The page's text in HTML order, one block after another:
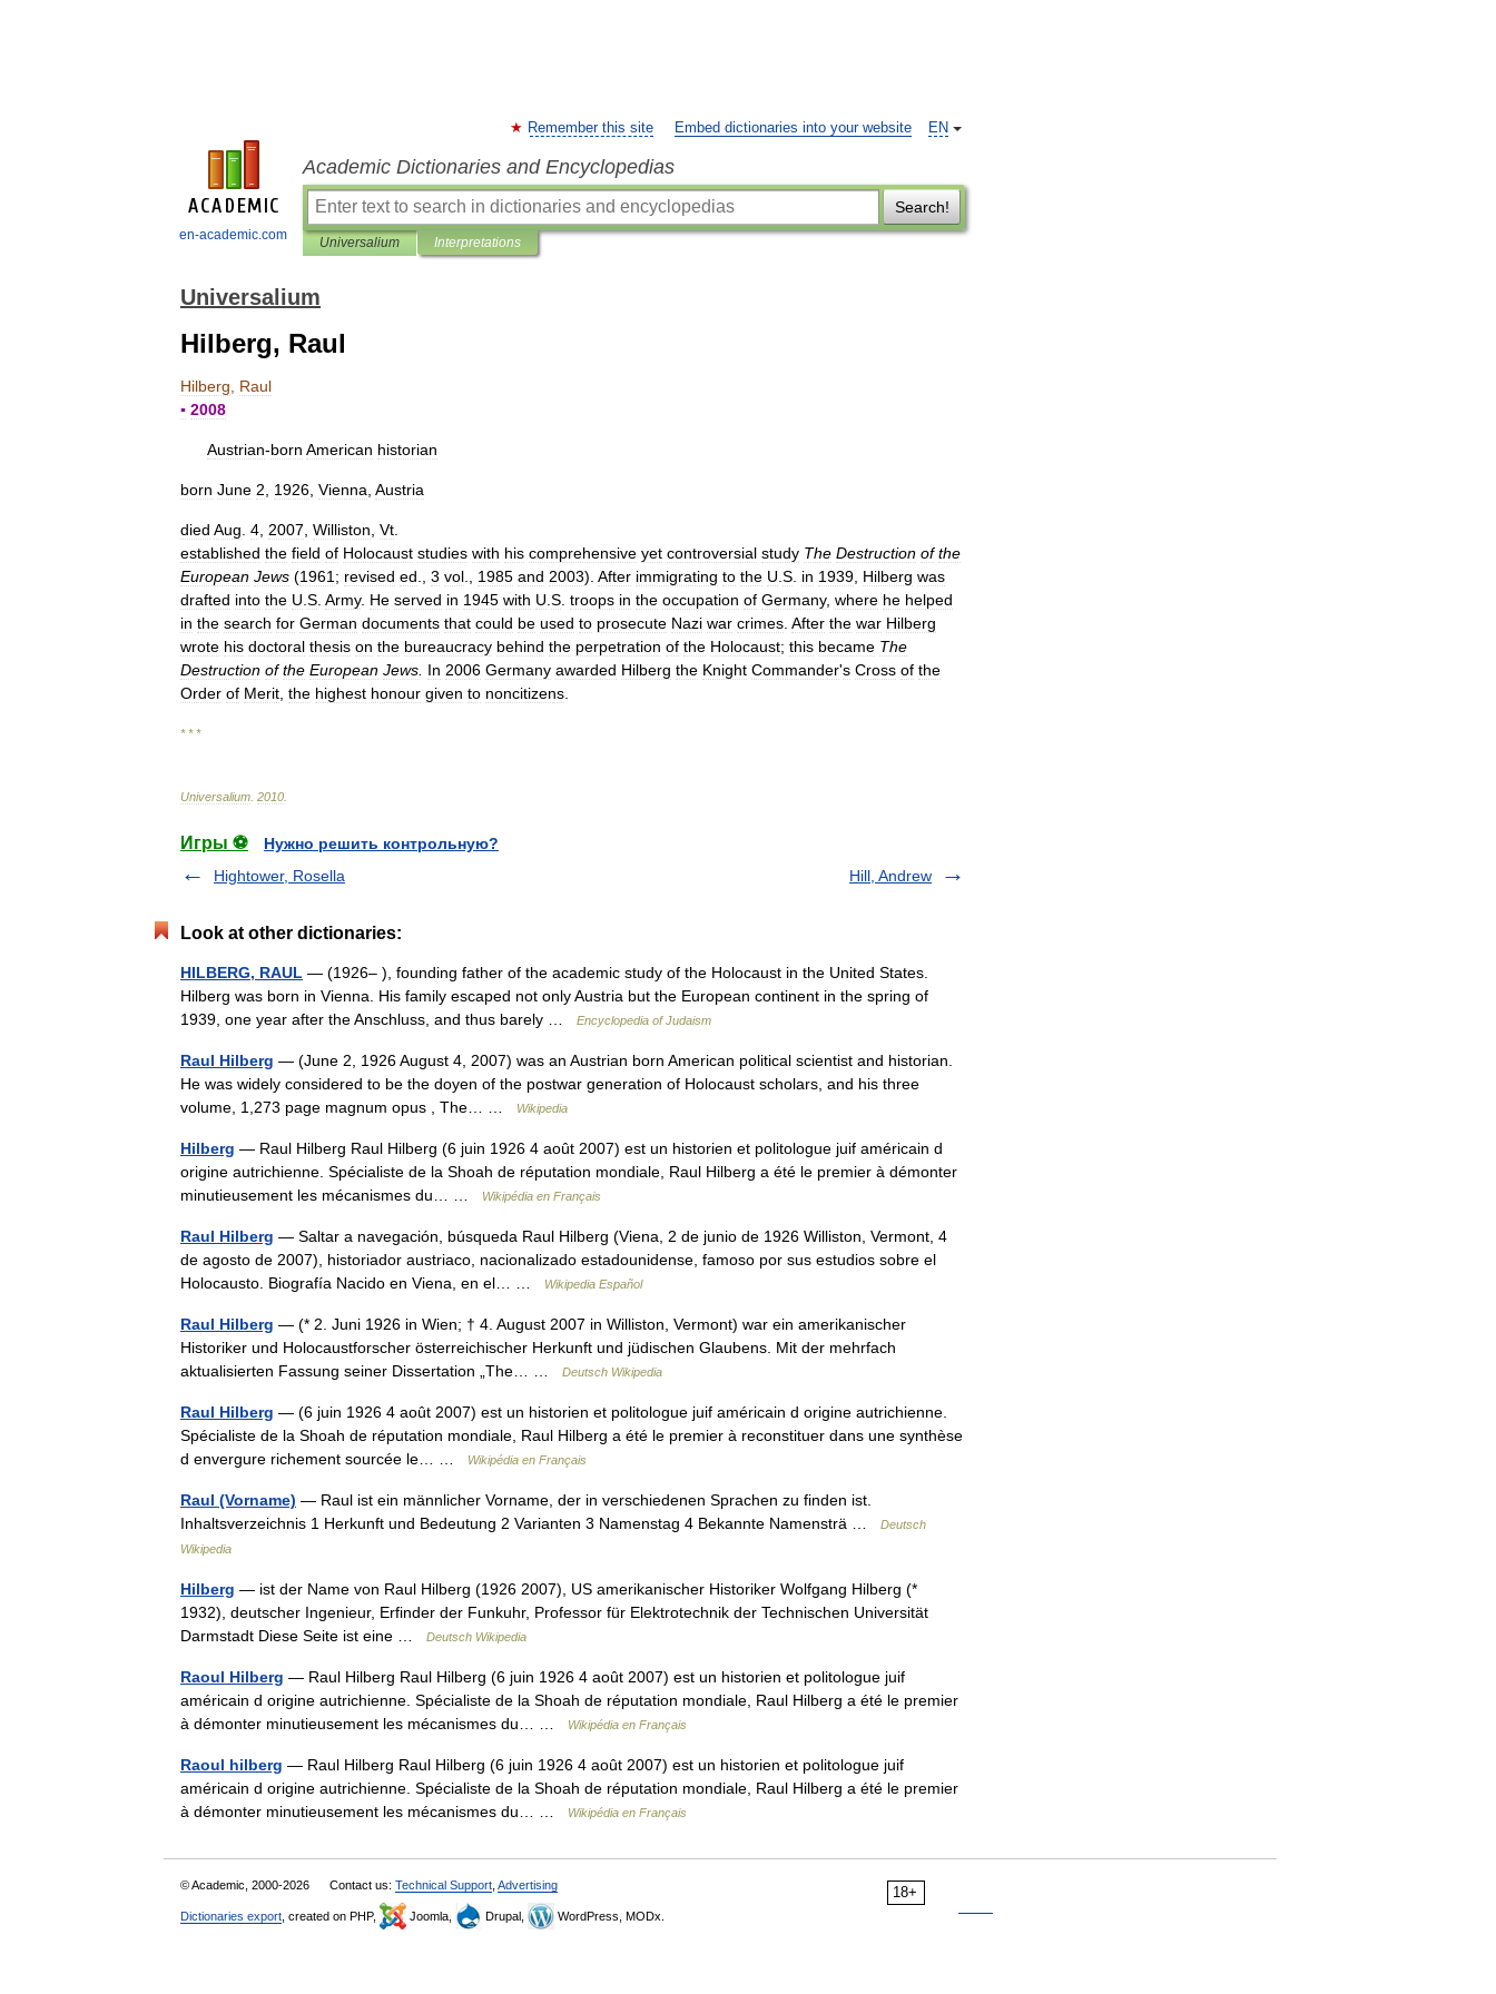
en-academic.com
EN
Remember this site Embed dictionaries into your website
Academic Dictionaries and Encyclopedias
Search!
Universalium Interpretations
Universalium
Hilberg, Raul
Hilberg
Raul
▪ 2008
Austrian-born American historian
born June 2 1926 Vienna Austria
died Aug 4 2007 Williston Vt
established the field of Holocaust studies with his comprehensive yet controversial study The Destruction of the
European Jews (1961 ; revised ed 3 vol 1985 and 2003). After immigrating to the U S in 1939 Hilberg was
drafted into the U S Army. He served in 1945 with U S troops in the occupation of Germany, where he helped
in the search for German documents that could be used to prosecute Nazi war crimes After the war Hilberg
wrote his doctoral thesis on the bureaucracy behind the perpetration of the Holocaust; this became The
Destruction of the European Jews In 2006 Germany awarded Hilberg the Knight Commander's Cross of the
Order of Merit the highest honour given to noncitizens
* * *
Universalium 2010
Игры ⚽
Нужно решить контрольную?
Hightower, Rosella
Hill, Andrew
Look at other dictionaries:
HILBERG, RAUL — (1926– ), founding father of the academic study of the Holocaust in the United States.
Hilberg was born in Vienna. His family escaped not only Austria but the European continent in the spring of
1939, one year after the Anschluss, and thus barely …
Encyclopedia of Judaism
Raul Hilberg — (June 2, 1926 August 4, 2007) was an Austrian born American political scientist and historian.
He was widely considered to be the doyen of the postwar generation of Holocaust scholars, and his three
volume, 1,273 page magnum opus , The… …
Wikipedia
Hilberg — Raul Hilberg Raul Hilberg (6 juin 1926 4 août 2007) est un historien et politologue juif américain d
origine autrichienne. Spécialiste de la Shoah de réputation mondiale, Raul Hilberg a été le premier à démonter
minutieusement les mécanismes du… …
Wikipédia en Français
Raul Hilberg — Saltar a navegación, búsqueda Raul Hilberg (Viena, 2 de junio de 1926 Williston, Vermont, 4
de agosto de 2007), historiador austriaco, nacionalizado estadounidense, famoso por sus estudios sobre el
Holocausto. Biografía Nacido en Viena, en el… …
Wikipedia Español
Raul Hilberg — (* 2. Juni 1926 in Wien; † 4. August 2007 in Williston, Vermont) war ein amerikanischer
Historiker und Holocaustforscher österreichischer Herkunft und jüdischen Glaubens. Mit der mehrfach
aktualisierten Fassung seiner Dissertation „The… …
Deutsch Wikipedia
Raul Hilberg — (6 juin 1926 4 août 2007) est un historien et politologue juif américain d origine autrichienne.
Spécialiste de la Shoah de réputation mondiale, Raul Hilberg a été le premier à reconstituer dans une synthèse
d envergure richement sourcée le… …
Wikipédia en Français
Raul (Vorname) — Raul ist ein männlicher Vorname, der in verschiedenen Sprachen zu finden ist.
Inhaltsverzeichnis 1 Herkunft und Bedeutung 2 Varianten 3 Namenstag 4 Bekannte Namensträ …
Deutsch
Wikipedia
Hilberg — ist der Name von Raul Hilberg (1926 2007), US amerikanischer Historiker Wolfgang Hilberg (*
1932), deutscher Ingenieur, Erfinder der Funkuhr, Professor für Elektrotechnik der Technischen Universität
Darmstadt Diese Seite ist eine …
Deutsch Wikipedia
Raoul Hilberg — Raul Hilberg Raul Hilberg (6 juin 1926 4 août 2007) est un historien et politologue juif
américain d origine autrichienne. Spécialiste de la Shoah de réputation mondiale, Raul Hilberg a été le premier
à démonter minutieusement les mécanismes du… …
Wikipédia en Français
Raoul hilberg — Raul Hilberg Raul Hilberg (6 juin 1926 4 août 2007) est un historien et politologue juif
américain d origine autrichienne. Spécialiste de la Shoah de réputation mondiale, Raul Hilberg a été le premier
à démonter minutieusement les mécanismes du… …
Wikipédia en Français
18+
© Academic, 2000-2026 Contact us: Technical Support Advertising
Dictionaries export , created on PHP, Joomla, Drupal, WordPress, MODx.